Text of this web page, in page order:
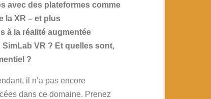
avec des plateformes comme
la XR – et plus
à la réalité augmentée
VR ? Et quelles sont,
?
il n’a pas encore
dans ce domaine. Prenez